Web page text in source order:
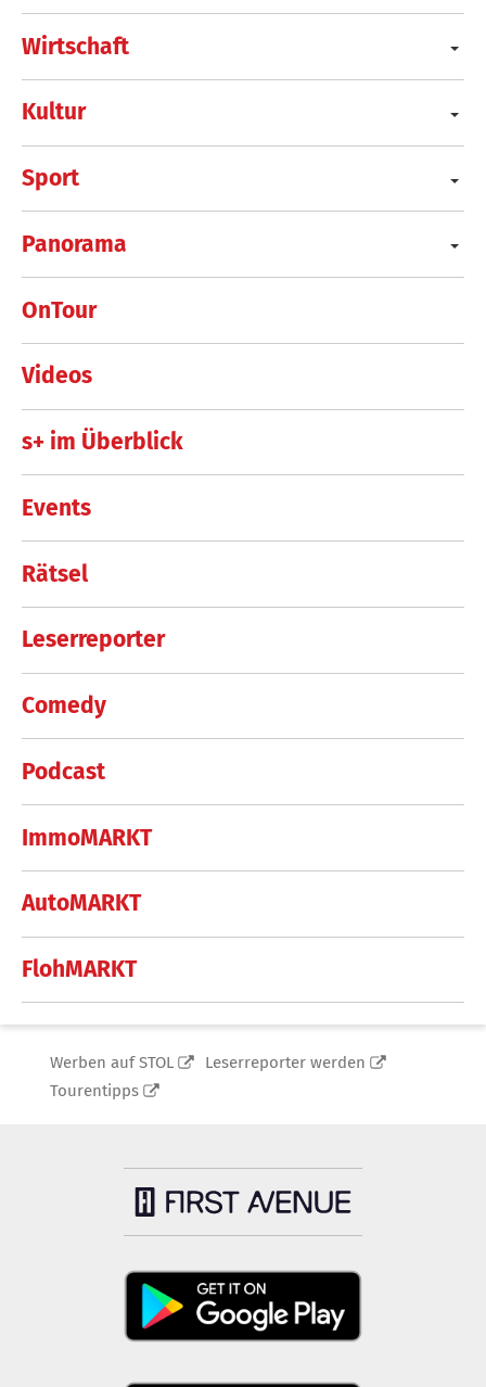
Wirtschaft
Kultur
Sport
Panorama
OnTour
Videos
s+ im Überblick
Events
Rätsel
Leserreporter
Comedy
Podcast
ImmoMARKT
AutoMARKT
FlohMARKT
Werben auf STOL
Leserreporter werden
Tourentipps